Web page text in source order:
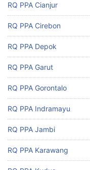
RQ PPA Cianjur
RQ PPA Cirebon
RQ PPA Depok
RQ PPA Garut
RQ PPA Gorontalo
RQ PPA Indramayu
RQ PPA Jambi
RQ PPA Karawang